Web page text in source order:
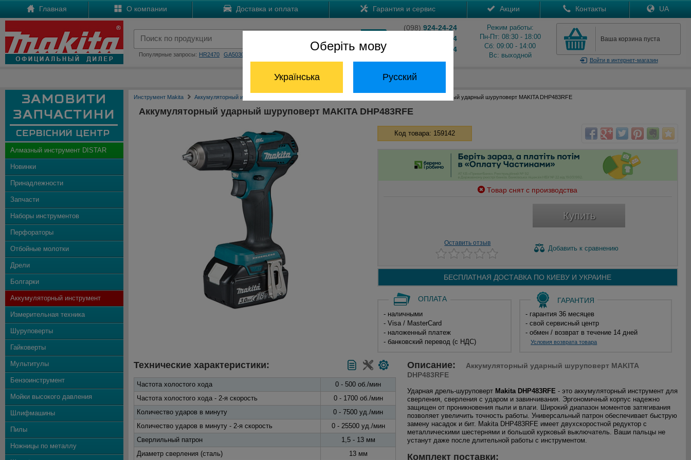
Оберіть мову
Українська Русский
Главная О компании Доставка и оплата Гарантия и сервис Акции Контакты UA
Популярные запросы: HR2470 GA5030
(098) 924-24-24
204-24-24
824-24-24
Режим работы:
Пн-Пт: 08:30 - 18:00
Сб: 09:00 - 14:00
Вс: выходной
Ваша корзина пуста
Войтив интернет-магазин
Отдел запчастей: (068) 824-24-24
Алмазный инструмент DISTAR
Новинки
Принадлежности
Запчасти
Наборы инструментов
Перфораторы
Отбойные молотки
Дрели
Болгарки
Аккумуляторный инструмент
Измерительная техника
Шуруповерты
Гайковерты
Мультитулы
Бензоинструмент
Мойки высокого давления
Шлифмашины
Пилы
Ножницы по металлу
Инструмент Makita Аккумуляторный инструмент Макита Аккумуляторный ударный шуруповерт MAKITA DHP483RFE
Аккумуляторный ударный шуруповерт MAKITA DHP483RFE
Код товара: 159142
Товар снят с производства
Купить
Оставить отзыв
Добавить к сравнению
БЕСПЛАТНАЯ ДОСТАВКА ПО КИЕВУ И УКРАИНЕ
ОПЛАТА
- наличными
- Visa / MasterCard
- наложенный платеж
- банковский перевод (с НДС)
ГАРАНТИЯ
- гарантия 36 месяцев
- свой сервисный центр
- обмен / возврат в течение 14 дней
Условия возврата товара
Технические характеристики:
Частота холостого хода
0 - 500 об./мин
Частота холостого хода - 2-я скорость
0 - 1700 об./мин
Количество ударов в минуту
0 - 7500 уд./мин
Количество ударов в минуту - 2-я скорость
0 - 25500 уд./мин
Сверлильный патрон
1,5 - 13 мм
Диаметр сверления (сталь)
13 мм
Описание:
Аккумуляторный ударный шуруповерт MAKITA
DHP483RFE
Ударная дрель-шуруповерт Makita DHP483RFE - это аккумуляторный инструмент для
сверления, сверления с ударом и завинчивания. Эргономичный корпус надежно
защищен от проникновения пыли и влаги. Широкий диапазон моментов затягивания
позволяет увеличить точность работы. Универсальный патрон обеспечивает быструю
замену насадок и бит. Makita DHP483RFE имеет двухскоростной редуктор с
металлическими шестернями и большой курковый выключатель. Ваши пальцы не
устанут даже после длительной работы с инструментом.
Комплект поставки: